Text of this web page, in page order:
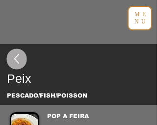
ME
NU
Peix
PESCADO/FISH/POISSON
POP A FEIRA